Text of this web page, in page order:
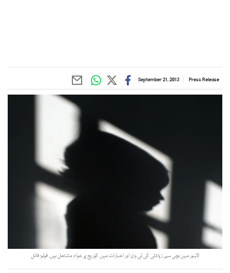
Press Release
September 21, 2013
لاہور میں بچی سے زیادتی کی ٹی وی اور اخبارات میں کوریج پر عوام مشتعل ہیں. فوٹو: فائل